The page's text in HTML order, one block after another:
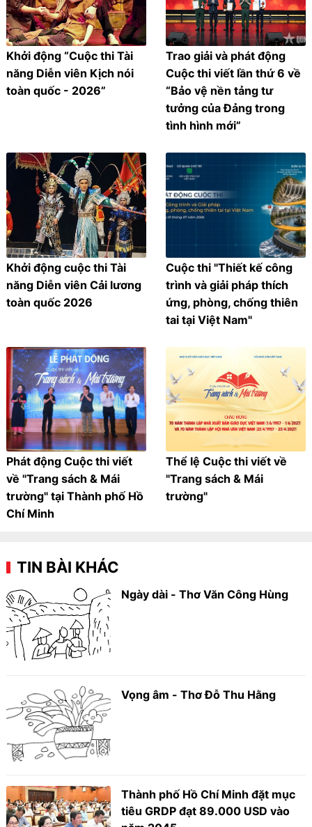
Khởi động “Cuộc thi Tài
năng Diễn viên Kịch nói
toàn quốc - 2026”
Trao giải và phát động
Cuộc thi viết lần thứ 6 về
“Bảo vệ nền tảng tư
tưởng của Đảng trong
tình hình mới”
Khởi động cuộc thi Tài
năng Diễn viên Cải lương
toàn quốc 2026
Cuộc thi "Thiết kế công
trình và giải pháp thích
ứng, phòng, chống thiên
tai tại Việt Nam"
Phát động Cuộc thi viết
về "Trang sách & Mái
trường" tại Thành phố Hồ
Chí Minh
Thể lệ Cuộc thi viết về
"Trang sách & Mái
trường"
TIN BÀI KHÁC
Ngày dài - Thơ Văn Công Hùng
Vọng âm - Thơ Đỗ Thu Hằng
Thành phố Hồ Chí Minh đặt mục
tiêu GRDP đạt 89.000 USD vào